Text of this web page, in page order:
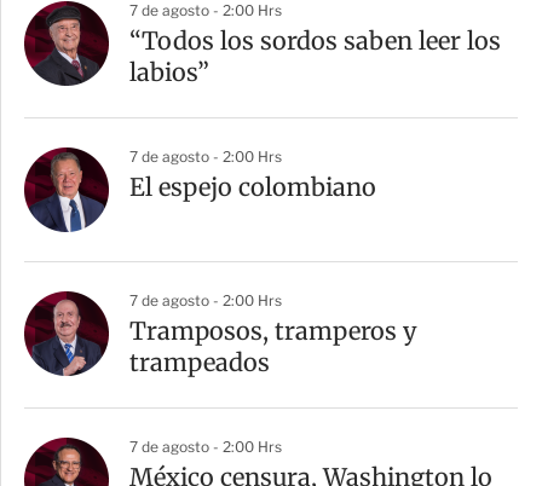
7 de agosto - 2:00 Hrs
“Todos los sordos saben leer los
labios”
7 de agosto - 2:00 Hrs
El espejo colombiano
7 de agosto - 2:00 Hrs
Tramposos, tramperos y
trampeados
7 de agosto - 2:00 Hrs
México censura, Washington lo